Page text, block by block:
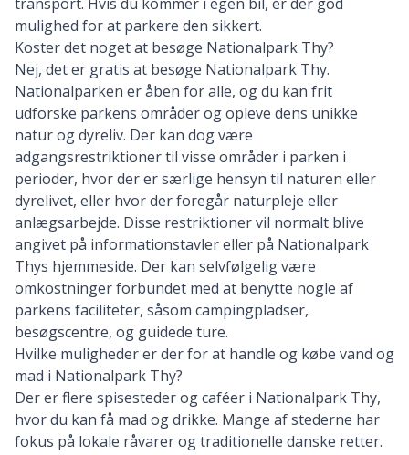
transport. Hvis du kommer i egen bil, er der god
mulighed for at parkere den sikkert.
Koster det noget at besøge Nationalpark Thy?
Nej, det er gratis at besøge Nationalpark Thy.
Nationalparken er åben for alle, og du kan frit
udforske parkens områder og opleve dens unikke
natur og dyreliv. Der kan dog være
adgangsrestriktioner til visse områder i parken i
perioder, hvor der er særlige hensyn til naturen eller
dyrelivet, eller hvor der foregår naturpleje eller
anlægsarbejde. Disse restriktioner vil normalt blive
angivet på informationstavler eller på Nationalpark
Thys hjemmeside. Der kan selvfølgelig være
omkostninger forbundet med at benytte nogle af
parkens faciliteter, såsom campingpladser,
besøgscentre, og guidede ture.
Hvilke muligheder er der for at handle og købe vand og
mad i Nationalpark Thy?
Der er flere spisesteder og caféer i Nationalpark Thy,
hvor du kan få mad og drikke. Mange af stederne har
fokus på lokale råvarer og traditionelle danske retter.